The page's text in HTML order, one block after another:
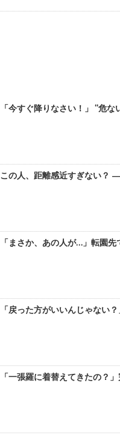
「今すぐ降りなさい！」 “危
この人、距離感近すぎない？
「まさか、あの人が…」転園
「戻った方がいいんじゃない
「一張羅に着替えてきたの？